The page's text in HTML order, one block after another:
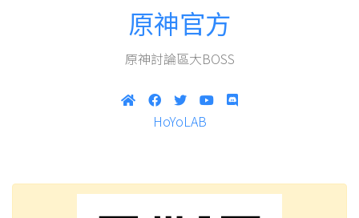
原神官方
原神討論區大BOSS
HoYoLAB